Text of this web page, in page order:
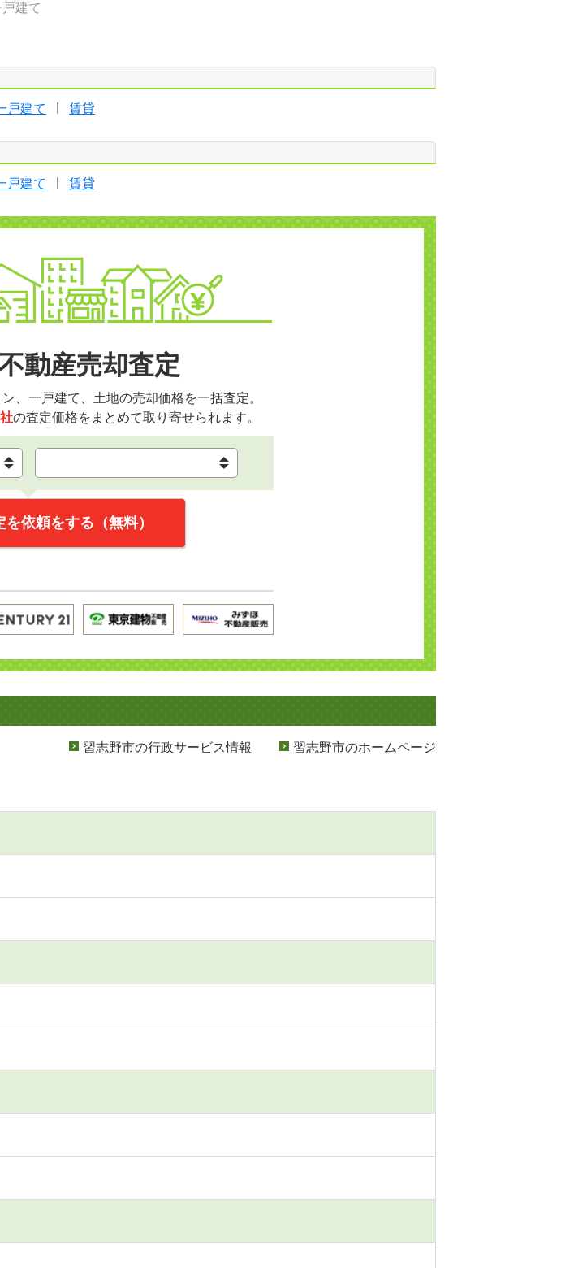
建て
戸建て 賃貸
戸建て 賃貸
動産売却査定
、一戸建て、土地の売却価格を一括査定。
の査定価格をまとめて取り寄せられます。
依頼をする（無料）
習志野市の行政サービス情報 習志野市のホームページ